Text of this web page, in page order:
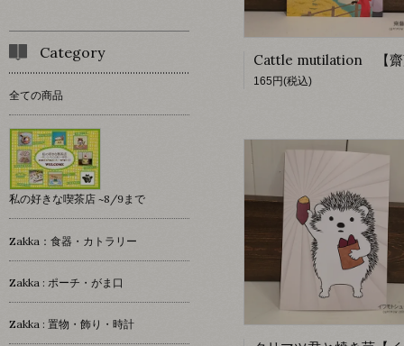
165円(税込)
Category
全ての商品
私の好きな喫茶店 ~8/9まで
Zakka：食器・カトラリー
Zakka : ポーチ・がま口
Zakka : 置物・飾り・時計